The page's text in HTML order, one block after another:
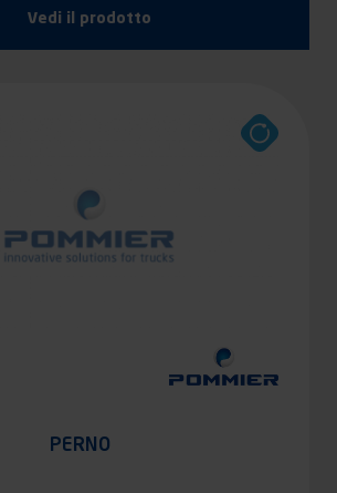
Vedi il prodotto
PERNO